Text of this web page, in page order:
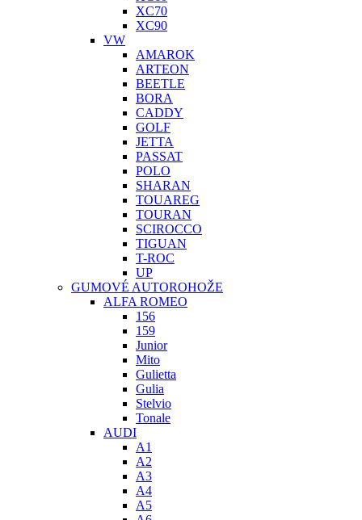
XC70
XC90
VW
AMAROK
ARTEON
BEETLE
BORA
CADDY
GOLF
JETTA
PASSAT
POLO
SHARAN
TOUAREG
TOURAN
SCIROCCO
TIGUAN
T-ROC
UP
GUMOVÉ AUTOROHOŽE
ALFA ROMEO
156
159
Junior
Mito
Gulietta
Gulia
Stelvio
Tonale
AUDI
A1
A2
A3
A4
A5